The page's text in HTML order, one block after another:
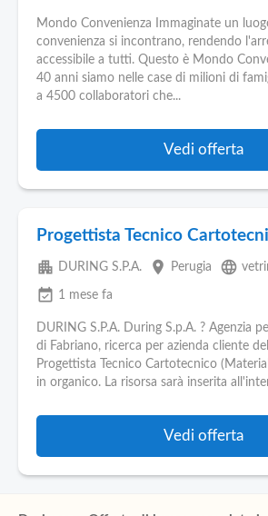
Mondo Convenienza Immaginate un
convenienza si incontrano, rendendo
accessibile a tutti. Questo è Mondo
40 anni siamo nelle case di milioni di
a 4500 collaboratori che...
Vedi offerta
Progettista Tecnico
apartment DURING S.P.A. place Perugia language
event_available 1 mese fa
DURING S.P.A. During S.p.A. ? Agenzia
di Fabriano, ricerca per azienda cliente
Progettista Tecnico Cartotecnico
in organico. La risorsa sarà inserita
Vedi offerta